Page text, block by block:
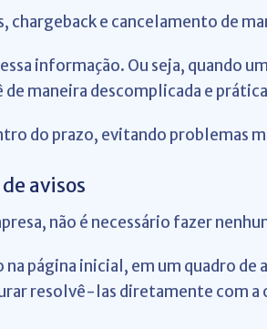
chargeback e cancelamento de
informação. Ou seja, quando
maneira descomplicada e
do prazo, evitando problemas
avisos
não é necessário fazer
página inicial, em um quadro de
resolvê-las diretamente com a